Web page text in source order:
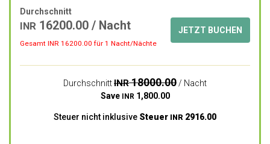
Durchschnitt
INR 16200.00 / Nacht
Gesamt INR 16200.00 für 1 Nacht/Nächte
JETZT BUCHEN
DurchschnittINR18000.00 / Nacht
Save
INR 1,800.00
Steuer nicht inklusive Steuer INR 2916.00